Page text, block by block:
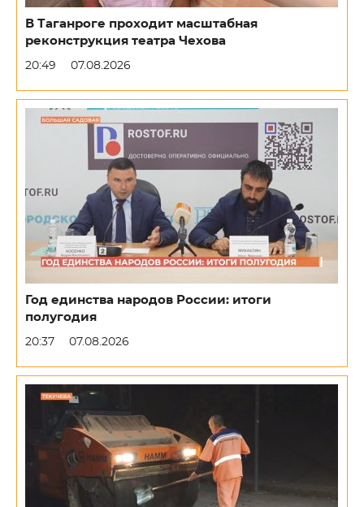
В Таганроге проходит масштабная
реконструкция театра Чехова
20:49 07.08.2026
Год единства народов России: итоги
полугодия
20:37 07.08.2026